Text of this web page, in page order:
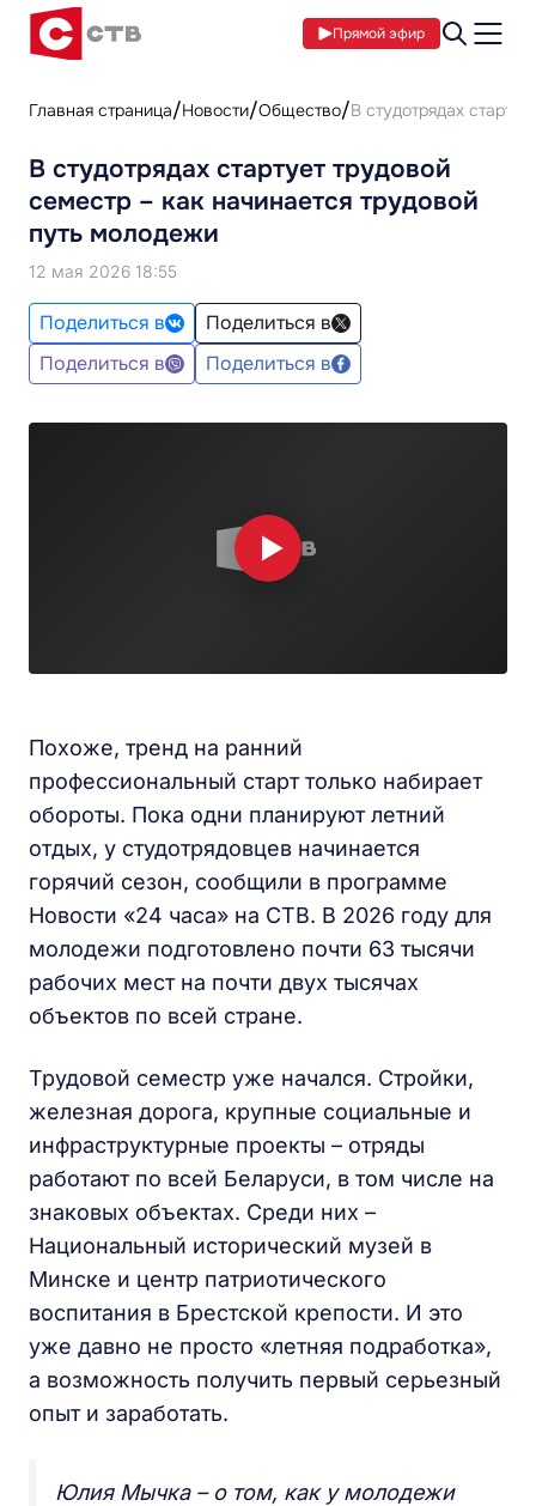
Прямой эфир
Главная страница Новости Общество В студотрядах
В студотрядах стартует трудовой
семестр – как начинается трудовой
путь молодежи
12 мая 2026 18:55
Поделиться в
Поделиться в
Поделиться в
Поделиться в
Похоже, тренд на ранний
профессиональный старт только набирает
обороты. Пока одни планируют летний
отдых, у студотрядовцев начинается
горячий сезон, сообщили в программе
Новости «24 часа» на СТВ. В 2026 году для
молодежи подготовлено почти 63 тысячи
рабочих мест на почти двух тысячах
объектов по всей стране.
Трудовой семестр уже начался. Стройки,
железная дорога, крупные социальные и
инфраструктурные проекты – отряды
работают по всей Беларуси, в том числе на
знаковых объектах. Среди них –
Национальный исторический музей в
Минске и центр патриотического
воспитания в Брестской крепости. И это
уже давно не просто «летняя подработка»,
а возможность получить первый серьезный
опыт и заработать.
Юлия Мычка – о том, как у молодежи